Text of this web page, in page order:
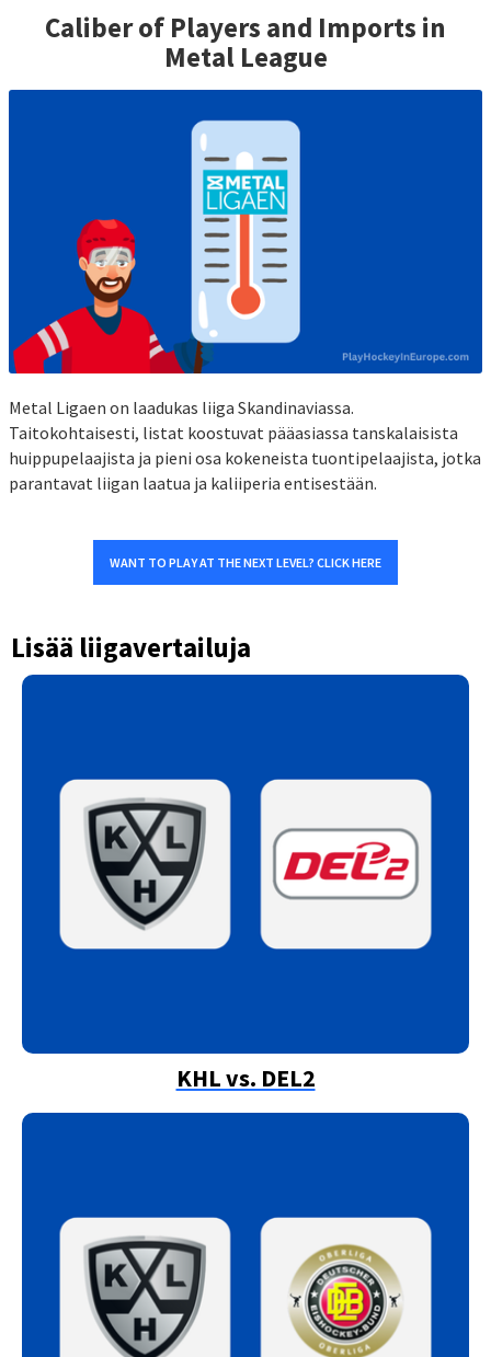
Caliber of Players and Imports in
Metal League
Metal Ligaen on laadukas liiga Skandinaviassa.
Taitokohtaisesti, listat koostuvat pääasiassa tanskalaisista
huippupelaajista ja pieni osa kokeneista tuontipelaajista, jotka
parantavat liigan laatua ja kaliiperia entisestään.
WANT TO PLAY AT THE NEXT LEVEL? CLICK HERE
Lisää liigavertailuja
KHL vs. DEL2